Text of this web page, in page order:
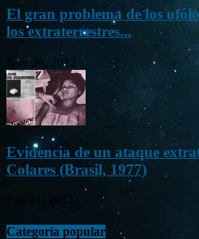
El gran problema de los
los extraterrestres...
Nov 26, 2012
Evidencia de un ataque
Colares (Brasil, 1977)
Categoría popular